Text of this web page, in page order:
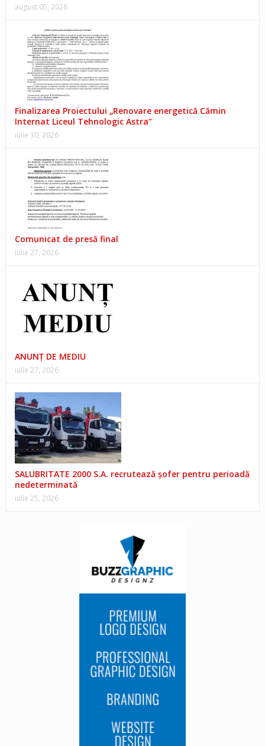
august 05, 2026
Finalizarea Proiectului „Renovare energetică Cămin
Internat Liceul Tehnologic Astra”
iulie 30, 2026
Comunicat de presă final
iulie 27, 2026
ANUNŢ DE MEDIU
iulie 27, 2026
SALUBRITATE 2000 S.A. recrutează șofer pentru perioadă
nedeterminată
iulie 25, 2026